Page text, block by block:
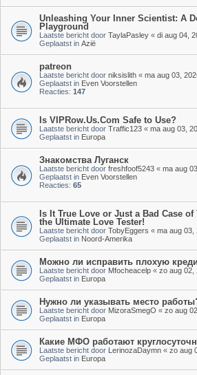
Unleashing Your Inner Scientist: A
Playground
Laatste bericht door TaylaPasley « di aug 04,
Geplaatst in Azië
patreon
Laatste bericht door niksislith « ma aug 03,
Geplaatst in Even Voorstellen
Reacties: 147
Is VIPRow.Us.Com Safe to Use?
Laatste bericht door Traffic123 « ma aug 03,
Geplaatst in Europa
Знакомства Луганск
Laatste bericht door freshfoof5243 « ma aug
Geplaatst in Even Voorstellen
Reacties: 65
Is It True Love or Just a Bad Case
the Ultimate Love Tester!
Laatste bericht door TobyEggers « ma aug 03,
Geplaatst in Noord-Amerika
Можно ли исправить плохую
Laatste bericht door Mfocheacelp « zo aug 02,
Geplaatst in Europa
Нужно ли указывать место
Laatste bericht door MizoraSmegO « zo aug
Geplaatst in Europa
Какие МФО работают
Laatste bericht door LerinozaDaymn « zo aug
Geplaatst in Europa